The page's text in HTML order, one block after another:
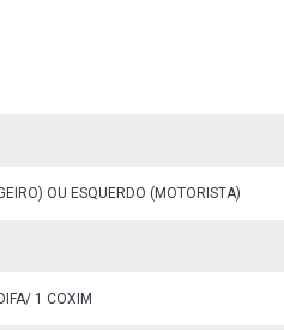
OU ESQUERDO (MOTORISTA)
1 COXIM